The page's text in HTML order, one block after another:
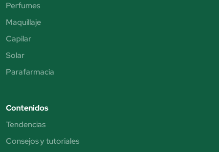
Perfumes
Maquillaje
Capilar
Solar
Parafarmacia
Contenidos
Tendencias
Consejos y tutoriales